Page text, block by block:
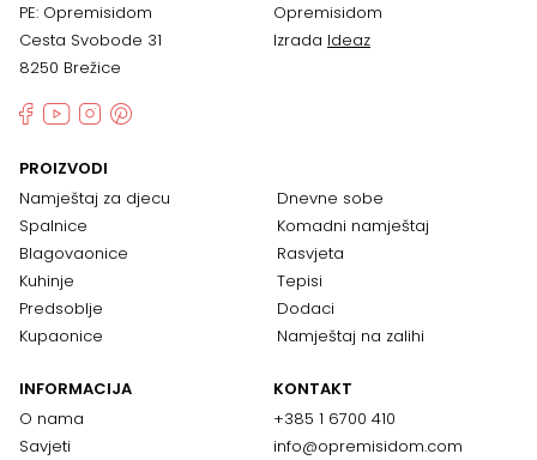
PE: Opremisidom
Cesta Svobode 31
8250 Brežice
Opremisidom
Izrada Ideaz
PROIZVODI
Namještaj za djecu
Spalnice
Blagovaonice
Kuhinje
Predsoblje
Kupaonice
Dnevne sobe
Komadni namještaj
Rasvjeta
Tepisi
Dodaci
Namještaj na zalihi
INFORMACIJA
O nama
Savjeti
KONTAKT
+385 1 6700 410
info@opremisidom.com